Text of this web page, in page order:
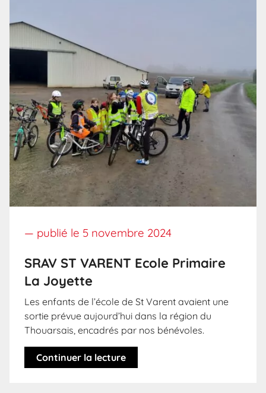
— publié le 5 novembre 2024
SRAV ST VARENT Ecole Primaire
La Joyette
Les enfants de l’école de St Varent avaient une
sortie prévue aujourd’hui dans la région du
Thouarsais, encadrés par nos bénévoles.
Continuer la lecture